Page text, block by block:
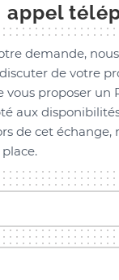
appel
demande,
de votre
vous proposer un
aux
de cet échange,